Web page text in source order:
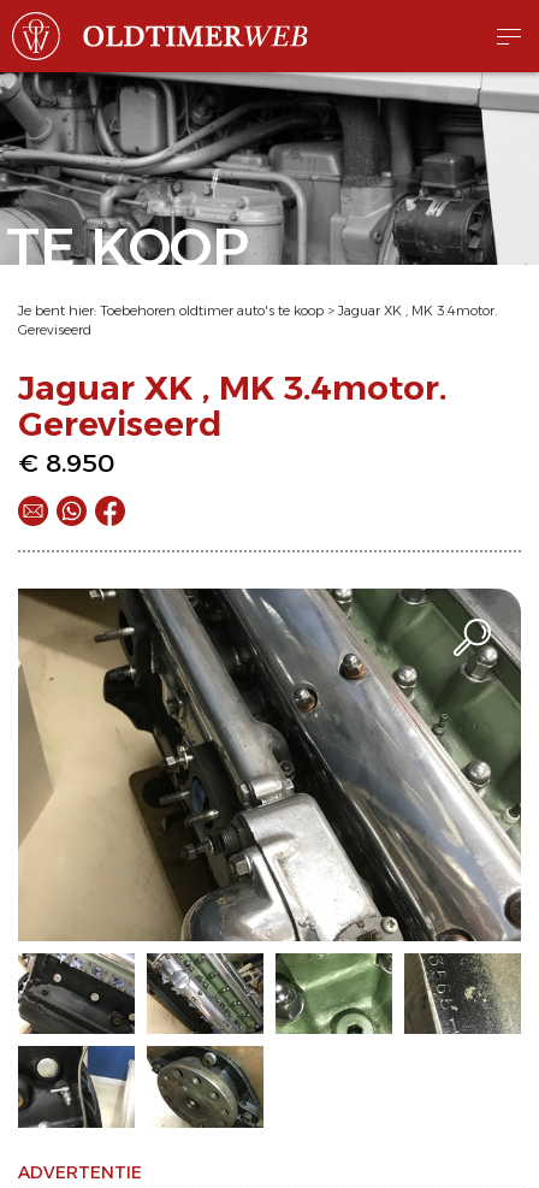
TE KOOP
Je bent hier: Toebehoren oldtimer auto's te koop >Jaguar XK , MK 3.4motor.
Gereviseerd
Jaguar XK , MK 3.4motor.
Gereviseerd
€ 8.950
ADVERTENTIE